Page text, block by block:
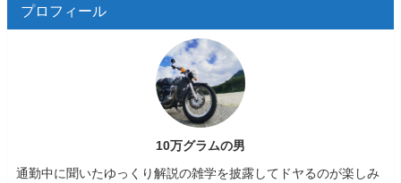
プロフィール
10万グラムの男
通勤中に聞いたゆっくり解説の雑学を披露してドヤるのが楽しみ